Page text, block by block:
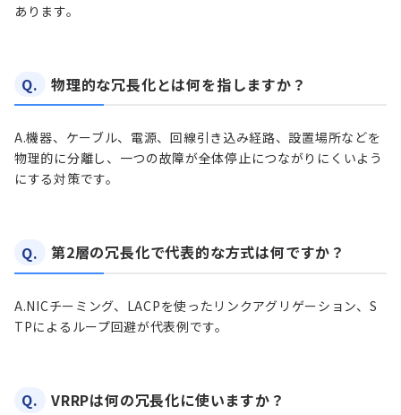
あります。
Q. 物理的な冗長化とは何を指しますか？
A.機器、ケーブル、電源、回線引き込み経路、設置場所などを
物理的に分離し、一つの故障が全体停止につながりにくいよう
にする対策です。
Q. 第2層の冗長化で代表的な方式は何ですか？
A.NICチーミング、LACPを使ったリンクアグリゲーション、S
TPによるループ回避が代表例です。
Q. VRRPは何の冗長化に使いますか？